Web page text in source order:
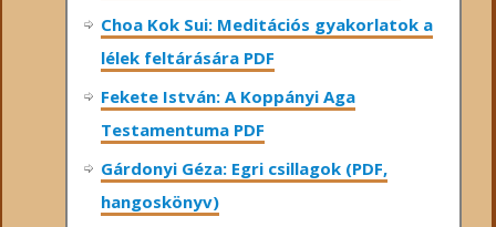
Choa Kok Sui: Meditációs gyakorlatok a
lélek feltárására PDF
Fekete István: A Koppányi Aga
Testamentuma PDF
Gárdonyi Géza: Egri csillagok (PDF,
hangoskönyv)